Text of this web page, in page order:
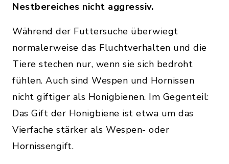
Nestbereiches nicht aggressiv.
Während der Futtersuche überwiegt
normalerweise das Fluchtverhalten und die
Tiere stechen nur, wenn sie sich bedroht
fühlen. Auch sind Wespen und Hornissen
nicht giftiger als Honigbienen. Im Gegenteil:
Das Gift der Honigbiene ist etwa um das
Vierfache stärker als Wespen- oder
Hornissengift.